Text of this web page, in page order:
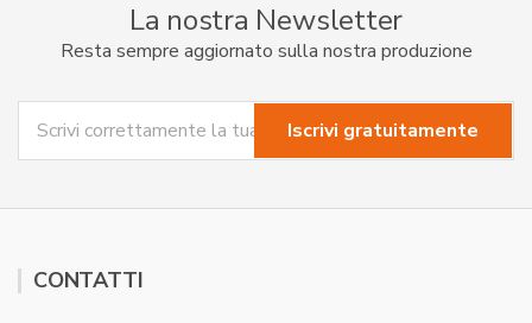
La nostra Newsletter
Resta sempre aggiornato sulla nostra produzione
CONTATTI